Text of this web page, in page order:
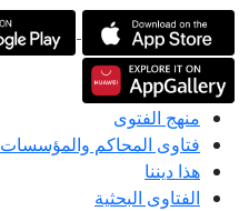
منهج الفتوى
فتاوى المحاكم والمؤسسات
هذا ديننا
الفتاوى البحثية